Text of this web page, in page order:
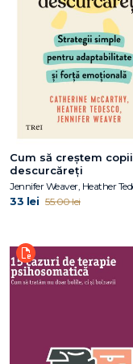
Cum să creștem copii
descurcăreți
33 lei 55.00 lei